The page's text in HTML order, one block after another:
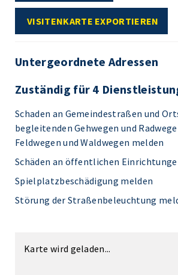
VISITENKARTE EXPORTIEREN
Untergeordnete Adressen
Zuständig für 4
Schaden an Gemeindestraßen und
begleitenden Gehwegen und
Feldwegen und Waldwegen melden
Schäden an öffentlichen
Spielplatzbeschädigung melden
Störung der Straßenbeleuchtung
Karte wird geladen...